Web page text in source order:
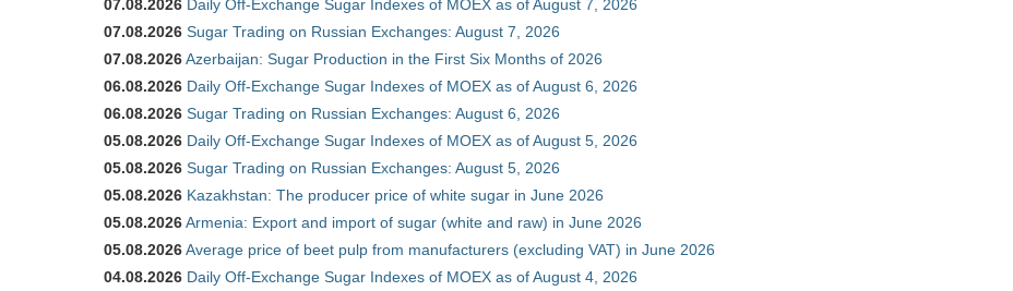
07.08.2026 Daily Off-Exchange Sugar Indexes of MOEX as of August 7, 2026
07.08.2026 Sugar Trading on Russian Exchanges: August 7, 2026
07.08.2026Azerbaijan: Sugar Production in the First Six Months of 2026
06.08.2026 Daily Off-Exchange Sugar Indexes of MOEX as of August 6, 2026
06.08.2026 Sugar Trading on Russian Exchanges: August 6, 2026
05.08.2026 Daily Off-Exchange Sugar Indexes of MOEX as of August 5, 2026
05.08.2026 Sugar Trading on Russian Exchanges: August 5, 2026
05.08.2026 Kazakhstan: The producer price of white sugar in June 2026
05.08.2026Armenia: Export and import of sugar (white and raw) in June 2026
05.08.2026Average price of beet pulp from manufacturers (excluding VAT) in June 2026
04.08.2026 Daily Off-Exchange Sugar Indexes of MOEX as of August 4, 2026